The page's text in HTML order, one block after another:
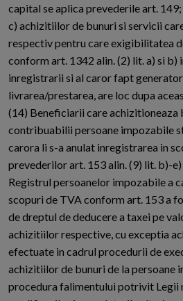
capital se aplica prevederile art. 149;
c) achizitiilor de bunuri si servicii
respectiv pentru care exigibilitatea
conform art. 1342 alin. (2) lit. a) si b)
inregistrarii si al caror fapt
livrarea/prestarea, are loc dupa
(14) Beneficiarii care achizitioneaza
contribuabilii persoane impozabile
carora li s-a anulat inregistrarea in
prevederilor art. 153 alin. (9) lit. b)-
Registrul persoanelor impozabile a
scopuri de TVA conform art. 153 a
de dreptul de deducere a taxei pe
achizitiilor respective, cu exceptia
efectuate in cadrul procedurii de
achizitiilor de bunuri de la persoane
procedura falimentului potrivit Legii